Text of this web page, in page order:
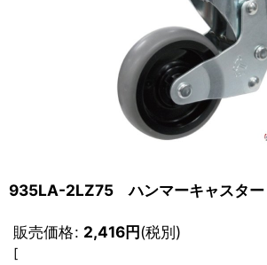
935LA-2LZ75 ハンマーキャスター
販売価格: 2,416円(税別)
[